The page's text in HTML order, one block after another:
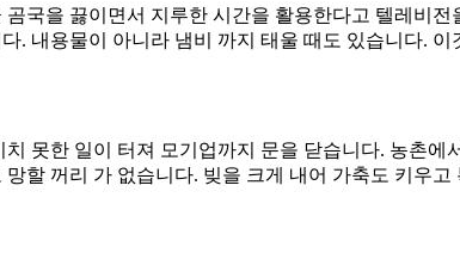
국을 끓이면서 지루한 시간을 활용한다고 텔레비
내용물이 아니라 냄비 까지 태울 때도 있습니다.
못한 일이 터져 모기업까지 문을 닫습니다. 농촌
할 꺼리 가 없습니다. 빚을 크게 내어 가축도 키우